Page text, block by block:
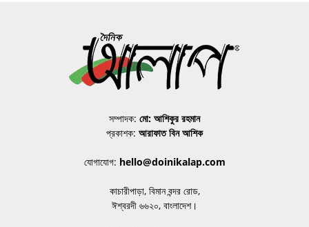
সম্পাদক: মো: আশিকুর রহমান
প্রকাশক: আরাফাত বিন আশিক
যোগাযোগ: hello@doinikalap.com
কাচারীপাড়া, বিমান বন্দর রোড,
ঈশ্বরদী ৬৬২০, বাংলাদেশ।